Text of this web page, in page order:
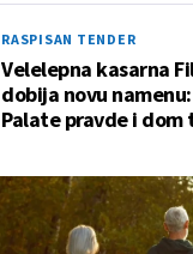
RASPISAN TENDER
Velelepna kasarna
dobija novu
Palate pravde i dom